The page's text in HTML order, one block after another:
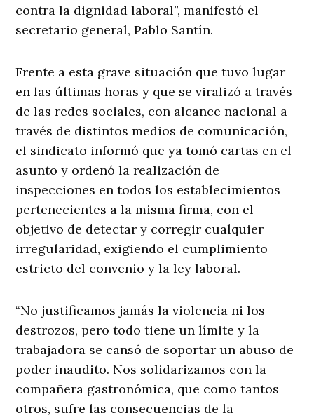
contra la dignidad laboral”, manifestó el
secretario general, Pablo Santín.
Frente a esta grave situación que tuvo lugar
en las últimas horas y que se viralizó a través
de las redes sociales, con alcance nacional a
través de distintos medios de comunicación,
el sindicato informó que ya tomó cartas en el
asunto y ordenó la realización de
inspecciones en todos los establecimientos
pertenecientes a la misma firma, con el
objetivo de detectar y corregir cualquier
irregularidad, exigiendo el cumplimiento
estricto del convenio y la ley laboral.
“No justificamos jamás la violencia ni los
destrozos, pero todo tiene un límite y la
trabajadora se cansó de soportar un abuso de
poder inaudito. Nos solidarizamos con la
compañera gastronómica, que como tantos
otros, sufre las consecuencias de la